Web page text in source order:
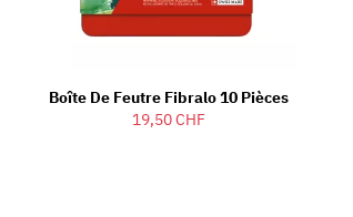
Boîte De Feutre Fibralo 10 Pièces
19,50 CHF